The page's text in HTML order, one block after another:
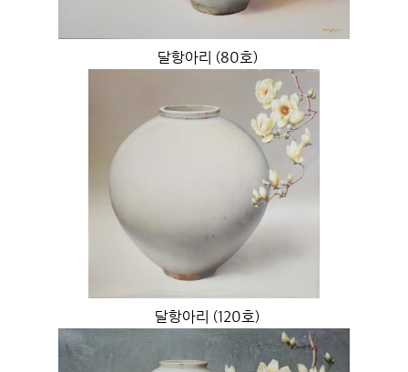
달항아리 (80호)
달항아리 (120호)